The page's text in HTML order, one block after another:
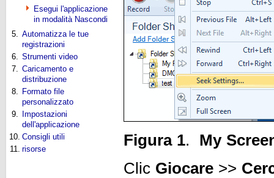
Esegui l'applicazione
in modalità Nascondi
5. Automatizza le tue
registrazioni
6. Strumenti video
7. Caricamento e
distribuzione
8. Formato file
personalizzato
9.
Impostazioni
dell'applicazione
10. Consigli utili
11. risorse
Figura 1. My
Clic Giocare >>